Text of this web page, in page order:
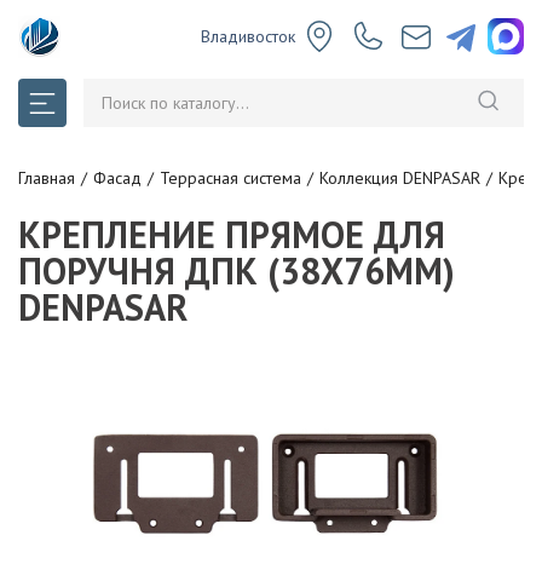
Владивосток
Главная Фасад Террасная система Коллекция DENPASAR
КРЕПЛЕНИЕ ПРЯМОЕ ДЛЯ
ПОРУЧНЯ ДПК (38Х76ММ)
DENPASAR